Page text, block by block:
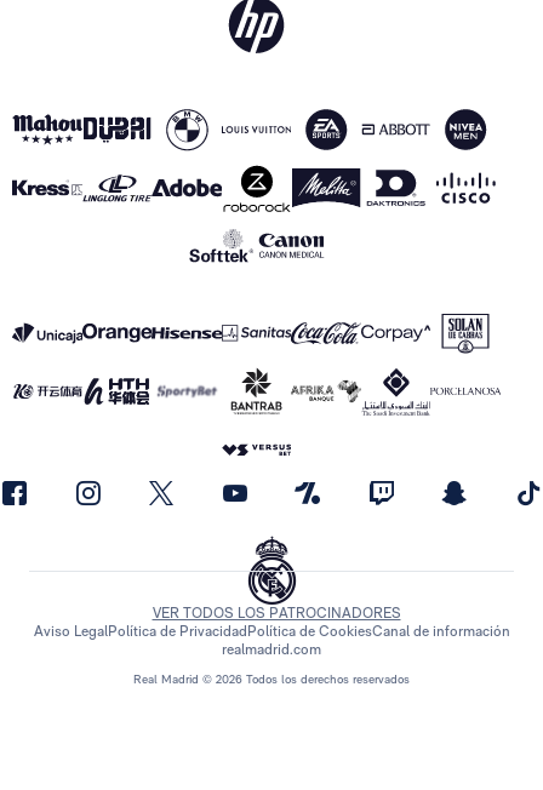
Real Madrid © 2026 Todos los derechos reservados
VER TODOS LOS PATROCINADORES
Aviso LegalPolítica de Privacidad Política de CookiesCanal de información
realmadrid.com